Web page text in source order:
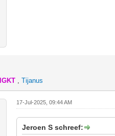
,Tijanus
17-Jul-2025, 09:44 AM
Jeroen S schreef: